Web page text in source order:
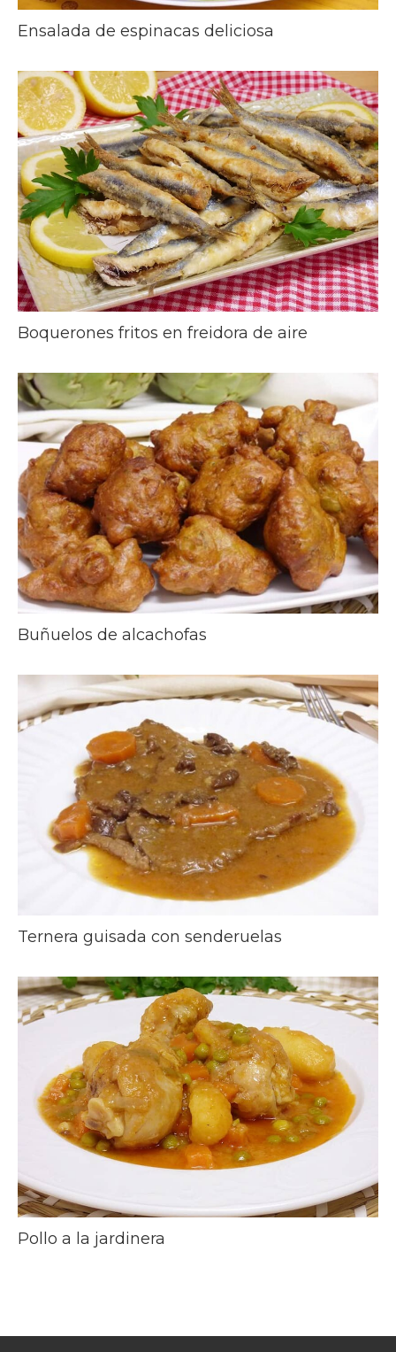
Ensalada de espinacas deliciosa
Boquerones fritos en freidora de aire
Buñuelos de alcachofas
Ternera guisada con senderuelas
Pollo a la jardinera